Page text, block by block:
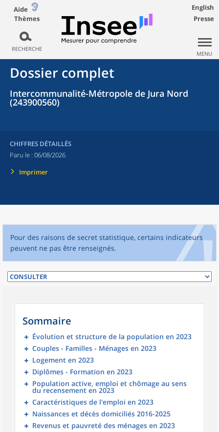
Aide
Thèmes
RECHERCHE
English
Presse
MENU
Dossier complet
Intercommunalité-Métropole de Jura Nord
(243900560)
CHIFFRES DÉTAILLÉS
Paru le : 06/08/2026
Imprimer
Pour des raisons de secret statistique, certains indicateurs
peuvent ne pas être renseignés.
Sommaire
Évolution et structure de la population en 2023
Couples - Familles - Ménages en 2023
Logement en 2023
Diplômes - Formation en 2023
Population active, emploi et chômage au sens
du recensement en 2023
Caractéristiques de l'emploi en 2023
Naissances et décès domiciliés 2016-2025
Revenus et pauvreté des ménages en 2023